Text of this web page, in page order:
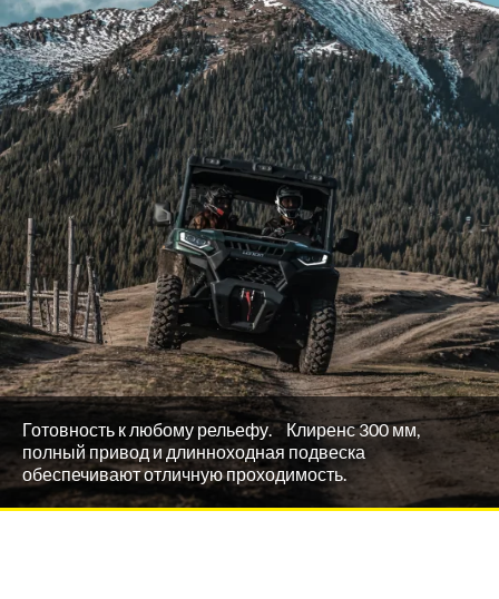
Готовность к любому рельефу. Клиренс 300 мм,
полный привод и длинноходная подвеска
обеспечивают отличную проходимость.